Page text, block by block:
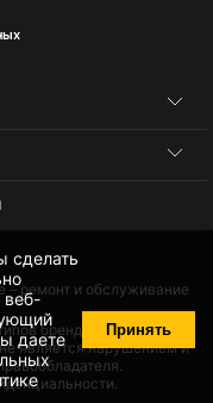
сделать
веб-
даете
Принять
– ремонт и обслуживание
бренда происходит
является нарушением и